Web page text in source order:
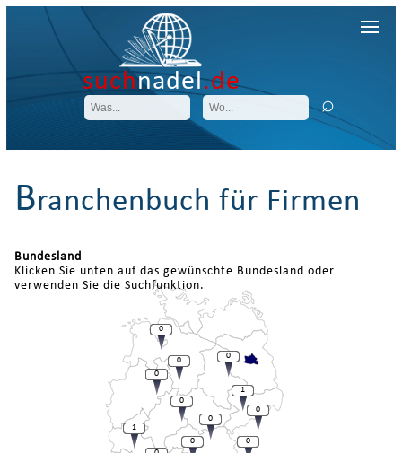
suchnadel.de
Branchenbuch für Firmen
Bundesland
Klicken Sie unten auf das gewünschte Bundesland oder
verwenden Sie die Suchfunktion.
0
0
1
1
0
0
0
0
0
0
0